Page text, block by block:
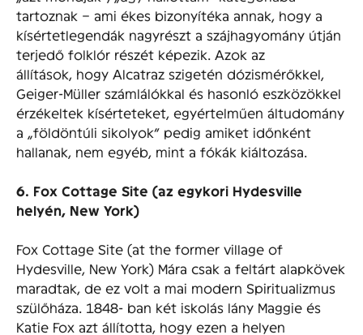
tartoznak – ami ékes bizonyítéka annak, hogy a
kísértetlegendák nagyrészt a szájhagyomány útján
terjedő folklór részét képezik. Azok az
állítások, hogy Alcatraz szigetén dózismérőkkel,
Geiger-Müller számlálókkal és hasonló eszközökkel
érzékeltek kísérteteket, egyértelműen áltudomány
a „földöntúli sikolyok” pedig amiket időnként
hallanak, nem egyéb, mint a fókák kiáltozása.
6. Fox Cottage Site (az egykori Hydesville
helyén, New York)
Fox Cottage Site (at the former village of
Hydesville, New York) Mára csak a feltárt alapkövek
maradtak, de ez volt a mai modern Spiritualizmus
szülőháza. 1848- ban két iskolás lány Maggie és
Katie Fox azt állította, hogy ezen a helyen